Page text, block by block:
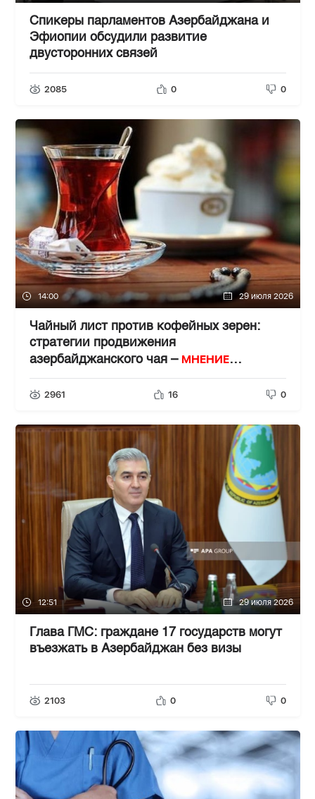
Спикеры парламентов Азербайджана и
Эфиопии обсудили развитие
двусторонних связей
2085 0 0
14:00 29 июля 2026
Чайный лист против кофейных зерен:
стратегии продвижения
азербайджанского чая – МНЕНИЕ
ЭКСПЕРТА
2961 16 0
12:51 29 июля 2026
Глава ГМС: граждане 17 государств могут
въезжать в Азербайджан без визы
2103 0 0